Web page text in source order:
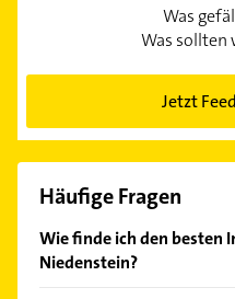
Was
Was sollten
Jetzt
Häufige Fragen
Wie finde ich den besten
Niedenstein?